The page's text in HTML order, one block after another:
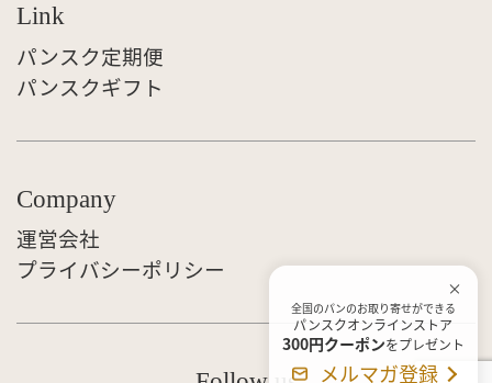
全国のパンのお取り寄せができる
パンスクオンラインストア
300円クーポンをプレゼント
メルマガ登録
Link
パンスク定期便
パンスクギフト
Company
運営会社
プライバシーポリシー